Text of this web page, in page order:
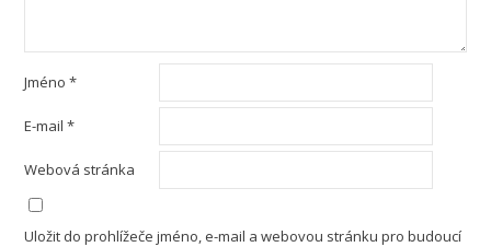
Jméno*
E-mail*
Webová stránka
Uložit do prohlížeče jméno, e-mail a webovou stránku pro budoucí